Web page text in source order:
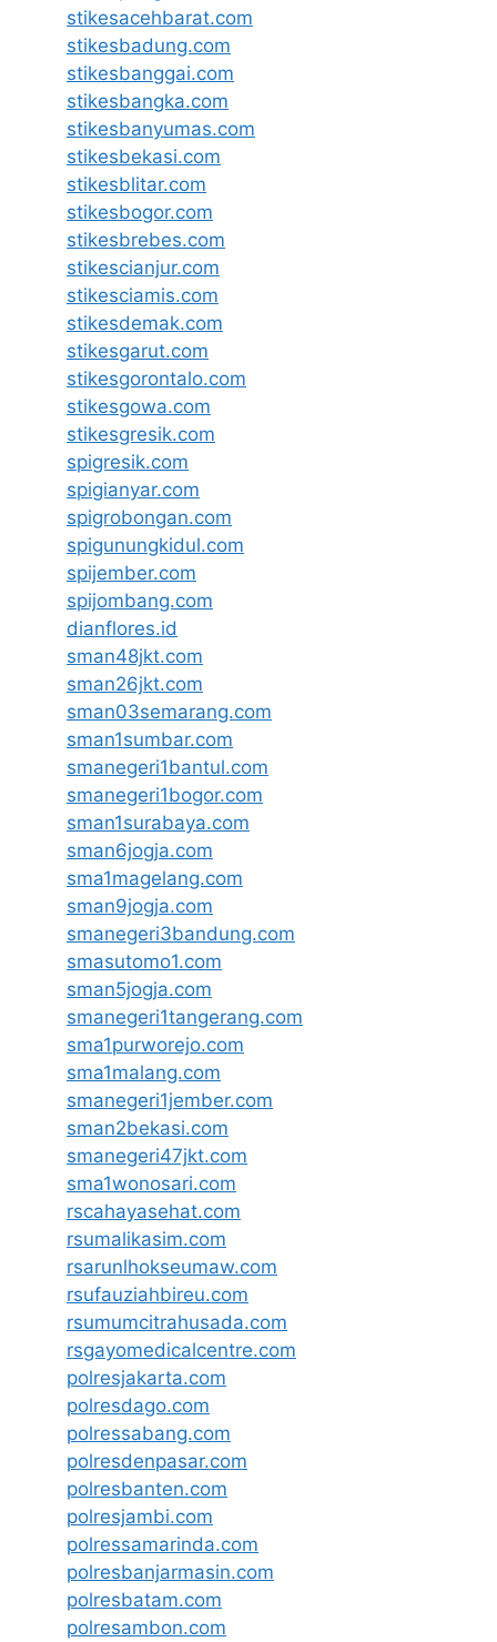
stikesacehbarat.com
stikesbadung.com
stikesbanggai.com
stikesbangka.com
stikesbanyumas.com
stikesbekasi.com
stikesblitar.com
stikesbogor.com
stikesbrebes.com
stikescianjur.com
stikesciamis.com
stikesdemak.com
stikesgarut.com
stikesgorontalo.com
stikesgowa.com
stikesgresik.com
spigresik.com
spigianyar.com
spigrobongan.com
spigunungkidul.com
spijember.com
spijombang.com
dianflores.id
sman48jkt.com
sman26jkt.com
sman03semarang.com
sman1sumbar.com
smanegeri1bantul.com
smanegeri1bogor.com
sman1surabaya.com
sman6jogja.com
sma1magelang.com
sman9jogja.com
smanegeri3bandung.com
smasutomo1.com
sman5jogja.com
smanegeri1tangerang.com
sma1purworejo.com
sma1malang.com
smanegeri1jember.com
sman2bekasi.com
smanegeri47jkt.com
sma1wonosari.com
rscahayasehat.com
rsumalikasim.com
rsarunlhokseumaw.com
rsufauziahbireu.com
rsumumcitrahusada.com
rsgayomedicalcentre.com
polresjakarta.com
polresdago.com
polressabang.com
polresdenpasar.com
polresbanten.com
polresjambi.com
polressamarinda.com
polresbanjarmasin.com
polresbatam.com
polresambon.com